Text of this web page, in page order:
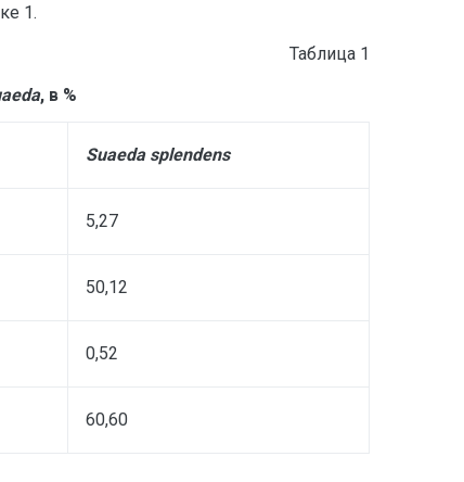
1.
Таблица 1
, в %
Suaeda splendens
5,27
50,12
0,52
60,60